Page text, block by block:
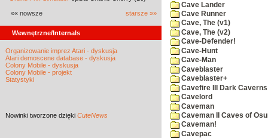
«« nowsze starsze »»
Wewnętrzne/Internals
Organizowanie imprez Atari - dyskusja
Atari demoscene database - dyskusja
Colony Mobile - dyskusja
Colony Mobile - projekt
Statystyki
Nowinki tworzone dzięki CuteNews
Cave Lander
Cave Runner
Cave, The (v1)
Cave, The (v2)
Cave-Defender!
Cave-Hunt
Cave-Man
Caveblaster
Caveblaster+
Cavefire III Dark Caverns
Cavelord
Caveman
Caveman II Caves of
Caveman!
Cavepac